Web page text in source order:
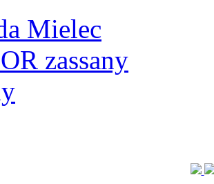
Mielec
zassany